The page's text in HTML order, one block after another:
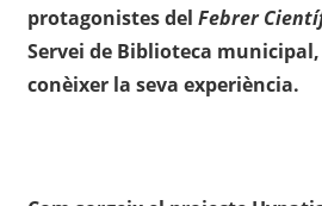
protagonistes del Febrer
Servei de Biblioteca
conèixer la seva experiència.